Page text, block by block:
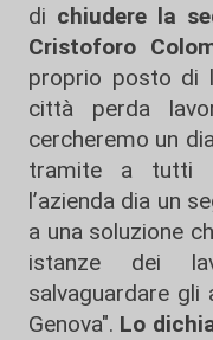
di chiudere la
Cristoforo
proprio posto di
città perda
cercheremo un
tramite a tutti i
l’azienda dia un
a una soluzione
istanze dei
salvaguardare gli
Genova". Lo